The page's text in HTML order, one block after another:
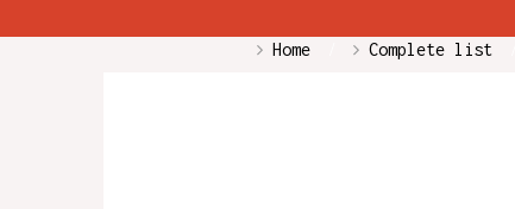
Home Complete list